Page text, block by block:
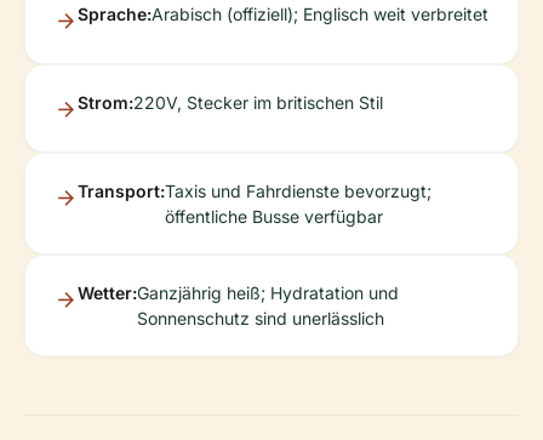
Sprache:Arabisch (offiziell); Englisch weit verbreitet
Strom:220V, Stecker im britischen Stil
Transport:Taxis und Fahrdienste bevorzugt;
öffentliche Busse verfügbar
Wetter:Ganzjährig heiß; Hydratation und
Sonnenschutz sind unerlässlich